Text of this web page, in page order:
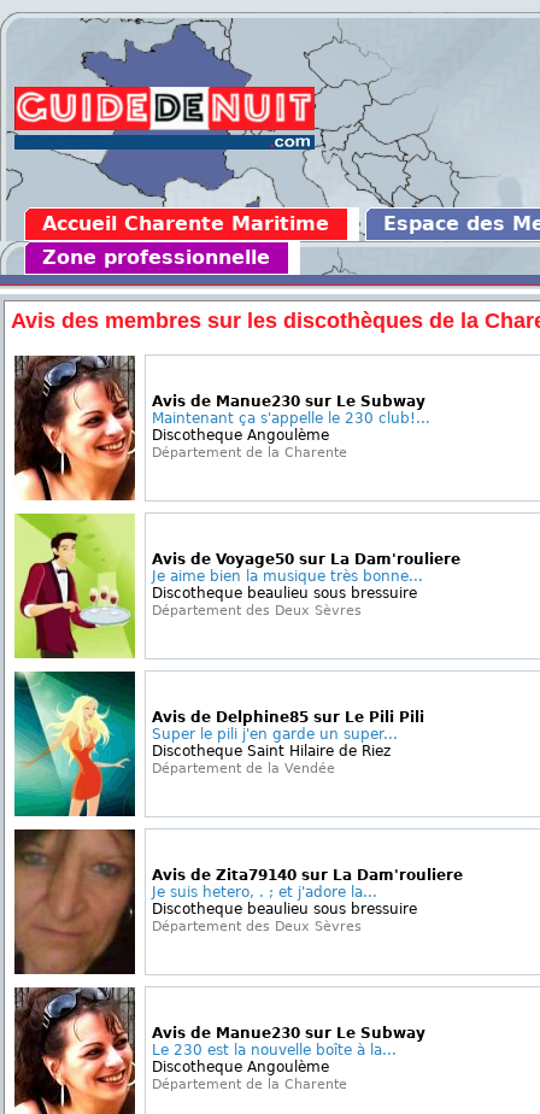
Accueil Charente Maritime
Espace des
Zone professionnelle
Avis des membres sur les discothèques de la
Avis de Manue230 sur Le Subway
Maintenant ça s'appelle le 230 club!...
Discotheque Angoulème
Département de la Charente
Avis de Voyage50 sur La Dam'rouliere
Je aime bien la musique très bonne...
Discotheque beaulieu sous bressuire
Département des Deux Sèvres
Avis de Delphine85 sur Le Pili Pili
Super le pili j'en garde un super...
Discotheque Saint Hilaire de Riez
Département de la Vendée
Avis de Zita79140 sur La Dam'rouliere
Je suis hetero, . ; et j'adore la...
Discotheque beaulieu sous bressuire
Département des Deux Sèvres
Avis de Manue230 sur Le Subway
Le 230 est la nouvelle boîte à la...
Discotheque Angoulème
Département de la Charente